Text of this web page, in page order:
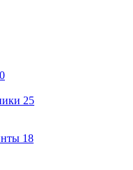
0
25
18